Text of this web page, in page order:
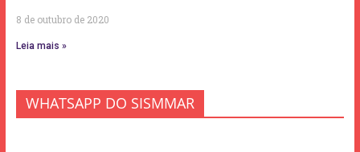
8 de outubro de 2020
Leia mais »
WHATSAPP DO SISMMAR